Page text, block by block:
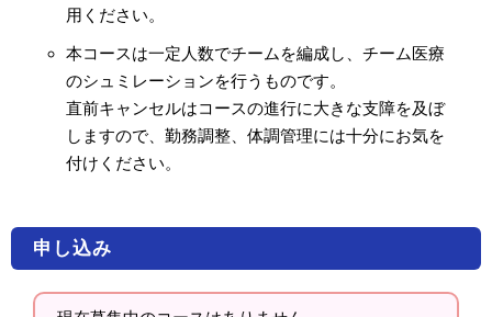
用ください。
本コースは一定人数でチームを編成し、チーム医療
のシュミレーションを行うものです。
直前キャンセルはコースの進行に大きな支障を及ぼ
しますので、勤務調整、体調管理には十分にお気を
付けください。
申し込み